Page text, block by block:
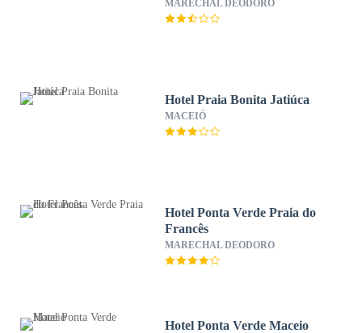
MARECHAL DEODORO
Hotel Praia Bonita Jatiúca
MACEIÓ
Hotel Ponta Verde Praia do
Francês
MARECHAL DEODORO
Hotel Ponta Verde Maceio